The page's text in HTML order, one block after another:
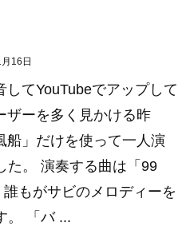
16日
してYouTubeでアップして
ザーを多く見かける昨
船」だけを使って一人演
た。 演奏する曲は「99
もがサビのメロディーを
。 「バ ...